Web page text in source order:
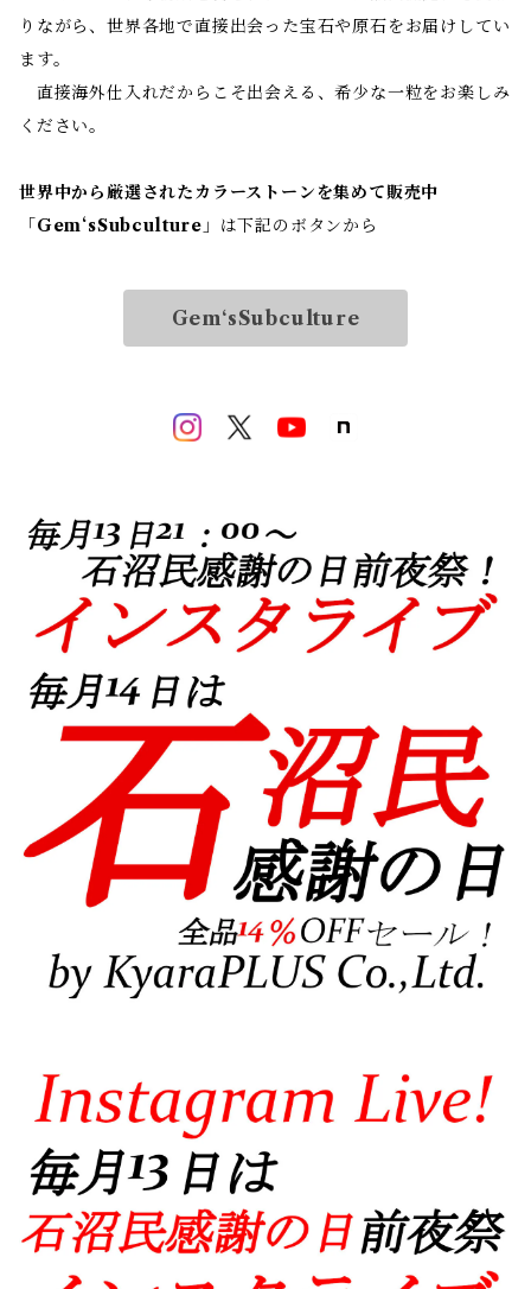
りながら、世界各地で直接出会った宝石や原石をお届けしてい
ます。
直接海外仕入れだからこそ出会える、希少な一粒をお楽しみ
ください。
世界中から厳選されたカラーストーンを集めて販売中
「 Gem‘sSubculture 」は下記のボタンから
Gem‘sSubculture